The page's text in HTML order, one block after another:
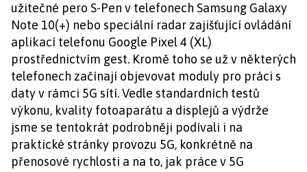
užitečné pero S-Pen v telefonech Samsung Galaxy
Note 10(+) nebo speciální radar zajišťující ovládání
aplikací telefonu Google Pixel 4 (XL)
prostřednictvím gest. Kromě toho se už v některých
telefonech začínají objevovat moduly pro práci s
daty v rámci 5G sítí. Vedle standardních testů
výkonu, kvality fotoaparátu a displejů a výdrže
jsme se tentokrát podrobněji podívali i na
praktické stránky provozu 5G, konkrétně na
přenosové rychlosti a na to, jak práce v 5G